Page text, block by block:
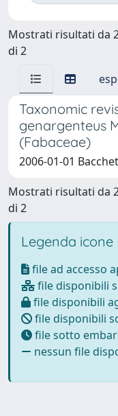
Mostrati risultati da
di 2
Taxonomic
genargenteus
(Fabaceae)
2006-01-01
Mostrati risultati da
di 2
Legenda icone
file ad accesso
file disponibili
file disponibili
file disponibili
file sotto
nessun file